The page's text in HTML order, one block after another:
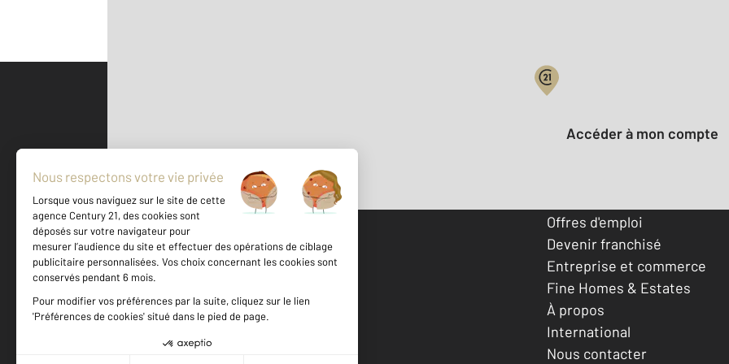
500 m © Mappy
Votre compte :
Accéder à mon compte
Votre agence est notée
Achat
10
Offres d'emploi
Devenir franchisé
Entreprise et commerce
Fine Homes & Estates
À propos
International
Nous contacter